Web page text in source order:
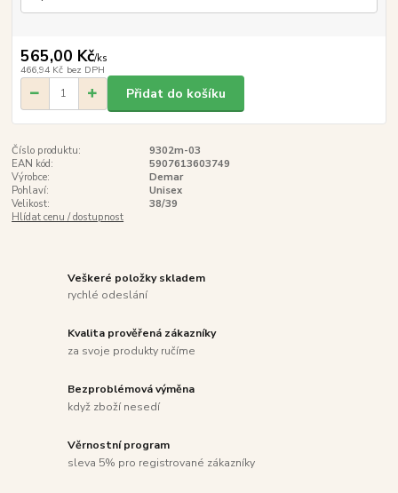
565,00 Kč/ks
466,94 Kč bez DPH
Přidat do košíku
Číslo produktu:
9302m-03
EAN kód:
5907613603749
Výrobce:
Demar
Pohlaví:
Unisex
Velikost:
38/39
Hlídat cenu / dostupnost
Veškeré položky skladem
rychlé odeslání
Kvalita prověřená zákazníky
za svoje produkty ručíme
Bezproblémová výměna
když zboží nesedí
Věrnostní program
sleva 5% pro registrované zákazníky